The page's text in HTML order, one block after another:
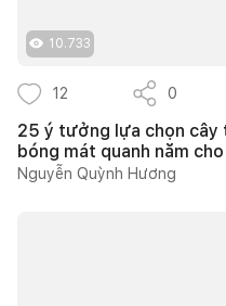
10.733
12 0
25 ý tưởng lựa chọn
bóng mát quanh năm
Nguyễn Quỳnh Hương